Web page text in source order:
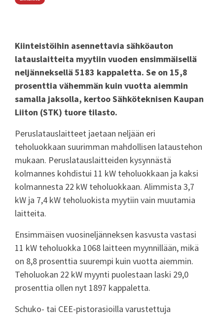
Kiinteistöihin asennettavia sähköauton
latauslaitteita myytiin vuoden ensimmäisellä
neljänneksellä 5183 kappaletta. Se on 15,8
prosenttia vähemmän kuin vuotta aiemmin
samalla jaksolla, kertoo Sähköteknisen Kaupan
Liiton (STK) tuore tilasto.
Peruslatauslaitteet jaetaan neljään eri
teholuokkaan suurimman mahdollisen lataustehon
mukaan. Peruslatauslaitteiden kysynnästä
kolmannes kohdistui 11 kW teholuokkaan ja kaksi
kolmannesta 22 kW teholuokkaan. Alimmista 3,7
kW ja 7,4 kW teholuokista myytiin vain muutamia
laitteita.
Ensimmäisen vuosineljänneksen kasvusta vastasi
11 kW teholuokka 1068 laitteen myynnillään, mikä
on 8,8 prosenttia suurempi kuin vuotta aiemmin.
Teholuokan 22 kW myynti puolestaan laski 29,0
prosenttia ollen nyt 1897 kappaletta.
Schuko- tai CEE-pistorasioilla varustettuja